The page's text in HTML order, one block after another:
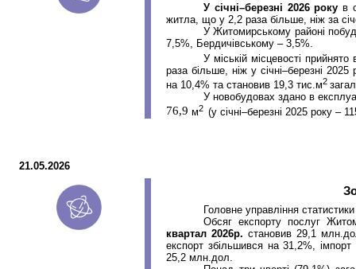
У січні–березні 2026 року в
житла, що у 2,2 разабільше, ніж за
У Житомирському районі
7,5%, Бердичівському – 3,5%.
У міській місцевості
разабільше, ніж у січні–березні 2025
на 10,4% та становив 19,3 тис.м2
У новобудовах здано в
76,9 м2 (у січні–березні 2025 року –
21.05.2026
Головне управління
Обсяг експорту послуг
квартал 2026р. становив 29,1
експорт збільшився на 31,2%,
25,2 млн.дол.